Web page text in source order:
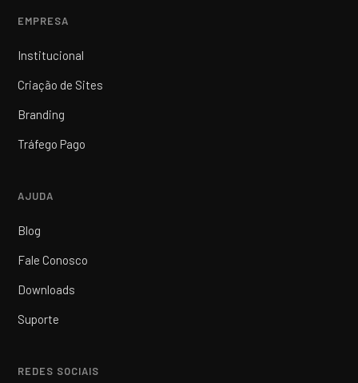
EMPRESA
Institucional
Criação de Sites
Branding
Tráfego Pago
AJUDA
Blog
Fale Conosco
Downloads
Suporte
REDES SOCIAIS